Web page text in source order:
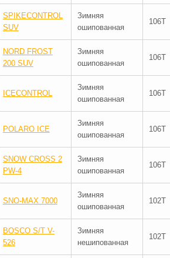
SPIKECONTROL
SUV
Зимняя
ошипованная
106T
NORD FROST
200 SUV
Зимняя
ошипованная
106T
ICECONTROL
Зимняя
ошипованная
106T
POLARO ICE
Зимняя
ошипованная
106T
SNOW CROSS 2
PW-4
Зимняя
ошипованная
106T
SNO-MAX 7000
Зимняя
ошипованная
102T
BOSCO S/T V-
526
Зимняя
нешипованная
102T